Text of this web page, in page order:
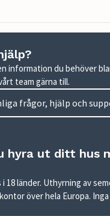
information du behöver
team gärna till.
frågor, hjälp och
hyra ut ditt hus
i 18 länder. Uthyrning av
över hela Europa. Inga